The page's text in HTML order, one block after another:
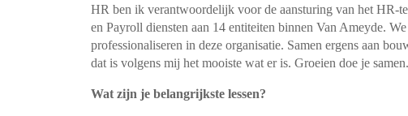
HR ben ik verantwoordelijk voor de aansturing van het HR-
en Payroll diensten aan 14 entiteiten binnen Van Ameyde.
professionaliseren in deze organisatie. Samen ergens aan
dat is volgens mij het mooiste wat er is. Groeien doe je
Wat zijn je belangrijkste lessen?